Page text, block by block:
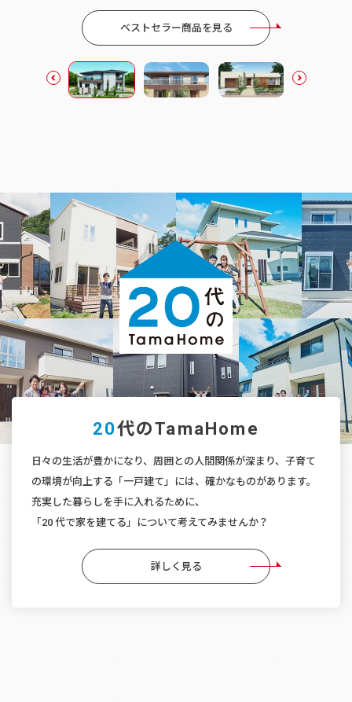
ベストセラー商品を見る
20代のTamaHome
日々の生活が豊かになり、周囲との人間関係が深まり、 子育て
の環境が向上する「一戸建て」には、確かなものがあります。
充実した暮らしを手に入れるために、
「20 代で家を建てる」について考えてみませんか？
詳しく見る